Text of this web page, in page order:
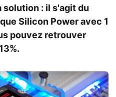
solution : il s'agit du
Silicon Power avec 1
pouvez retrouver